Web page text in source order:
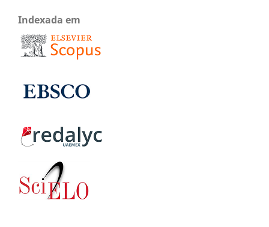
Indexada em